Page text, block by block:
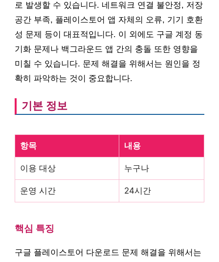
로 발생할 수 있습니다. 네트워크 연결 불안정, 저장
공간 부족, 플레이스토어 앱 자체의 오류, 기기 호환
성 문제 등이 대표적입니다. 이 외에도 구글 계정 동
기화 문제나 백그라운드 앱 간의 충돌 또한 영향을
미칠 수 있습니다. 문제 해결을 위해서는 원인을 정
확히 파악하는 것이 중요합니다.
기본 정보
항목 내용
이용 대상 누구나
운영 시간 24시간
핵심 특징
구글 플레이스토어 다운로드 문제 해결을 위해서는